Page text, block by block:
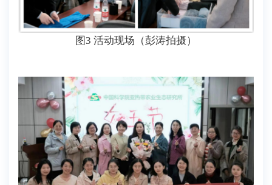
图3 活动现场（彭涛拍摄）